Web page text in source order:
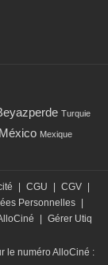
Turquie
Mexique
CGU CGV
Personnelles
Gérer Utiq
le numéro AlloCiné :